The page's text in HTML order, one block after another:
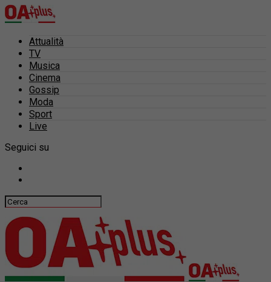
Attualità
TV
Musica
Cinema
Gossip
Moda
Sport
Live
Seguici su